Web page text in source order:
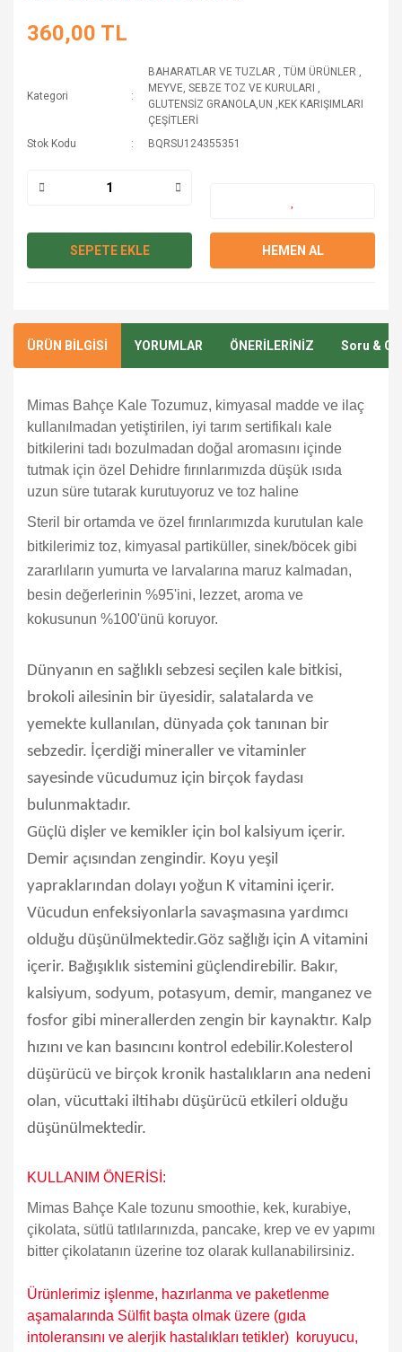
360,00 TL
Kategori
BAHARATLAR VE TUZLAR ,TÜM ÜRÜNLER ,
MEYVE, SEBZE TOZ VE KURULARI ,
GLUTENSİZ GRANOLA,UN ,KEK KARIŞIMLARI
ÇEŞİTLERİ
Stok Kodu
BQRSU124355351
SEPETE EKLE HEMEN AL
ÜRÜN BİLGİSİ YORUMLAR ÖNERİLERİNİZ Soru &
Mimas Bahçe Kale Tozumuz, kimyasal madde ve ilaç
kullanılmadan yetiştirilen, iyi tarım sertifikalı kale
bitkilerini tadı bozulmadan doğal aromasını içinde
tutmak için özel Dehidre fırınlarımızda düşük ısıda
uzun süre tutarak kurutuyoruz ve toz haline
Steril bir ortamda ve özel fırınlarımızda kurutulan kale
bitkilerimiz toz, kimyasal partiküller, sinek/böcek gibi
zararlıların yumurta ve larvalarına maruz kalmadan,
besin değerlerinin %95'ini, lezzet, aroma ve
kokusunun %100'ünü koruyor.
Dünyanın en sağlıklı sebzesi seçilen kale bitkisi,
brokoli ailesinin bir üyesidir, salatalarda ve
yemekte kullanılan, dünyada çok tanınan bir
sebzedir. İçerdiği mineraller ve vitaminler
sayesinde vücudumuz için birçok faydası
bulunmaktadır.
Güçlü dişler ve kemikler için bol kalsiyum içerir.
Demir açısından zengindir. Koyu yeşil
yapraklarından dolayı yoğun K vitamini içerir.
Vücudun enfeksiyonlarla savaşmasına yardımcı
olduğu düşünülmektedir.Göz sağlığı için A vitamini
içerir. Bağışıklık sistemini güçlendirebilir. Bakır,
kalsiyum, sodyum, potasyum, demir, manganez ve
fosfor gibi minerallerden zengin bir kaynaktır. Kalp
hızını ve kan basıncını kontrol edebilir.Kolesterol
düşürücü ve birçok kronik hastalıkların ana nedeni
olan, vücuttaki iltihabı düşürücü etkileri olduğu
düşünülmektedir.
KULLANIM ÖNERİSİ:
Mimas Bahçe Kale tozunu smoothie, kek, kurabiye,
çikolata, sütlü tatlılarınızda, pancake, krep ve ev yapımı
bitter çikolatanın üzerine toz olarak kullanabilirsiniz.
Ürünlerimiz işlenme, hazırlanma ve paketlenme
aşamalarında Sülfit başta olmak üzere (gıda
intoleransını ve alerjik hastalıkları tetikler) koruyucu,